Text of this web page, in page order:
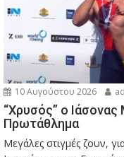
10 Αυγούστου 2026
“Χρυσός” ο
Πρωτάθλημα
Μεγάλες στιγμές ζουν,